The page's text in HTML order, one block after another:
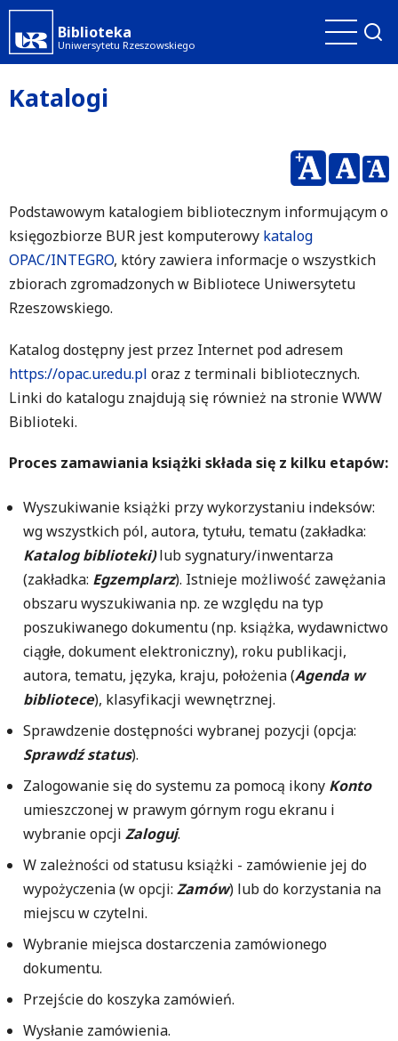
Przejdź
do
treści
Biblioteka
Uniwersytetu Rzeszowskiego
Katalogi
Podstawowym katalogiem bibliotecznym informującym o
księgozbiorze BUR jest komputerowy katalog
OPAC/INTEGRO, który zawiera informacje o wszystkich
zbiorach zgromadzonych w Bibliotece Uniwersytetu
Rzeszowskiego.
Katalog dostępny jest przez Internet pod adresem
https://opac.ur.edu.pl oraz z terminali bibliotecznych.
Linki do katalogu znajdują się również na stronie WWW
Biblioteki.
Proces zamawiania książki składa się z kilku etapów:
Wyszukiwanie książki przy wykorzystaniu indeksów:
wg wszystkich pól, autora, tytułu, tematu (zakładka:
Katalog biblioteki)lub sygnatury/inwentarza
(zakładka: Egzemplarz). Istnieje możliwość zawężania
obszaru wyszukiwania np. ze względu na typ
poszukiwanego dokumentu (np. książka, wydawnictwo
ciągłe, dokument elektroniczny), roku publikacji,
autora, tematu, języka, kraju, położenia (Agenda w
bibliotece), klasyfikacji wewnętrznej.
Sprawdzenie dostępności wybranej pozycji (opcja:
Sprawdź status).
Zalogowanie się do systemu za pomocą ikony Konto
umieszczonej w prawym górnym rogu ekranu i
wybranie opcji Zaloguj.
W zależności od statusu książki - zamówienie jej do
wypożyczenia (w opcji: Zamów) lub do korzystania na
miejscu w czytelni.
Wybranie miejsca dostarczenia zamówionego
dokumentu.
Przejście do koszyka zamówień.
Wysłanie zamówienia.